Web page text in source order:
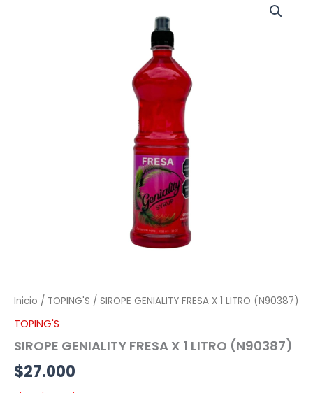
Inicio / TOPING'S / SIROPE GENIALITY FRESA X 1 LITRO (N90387)
TOPING'S
SIROPE GENIALITY FRESA X 1 LITRO (N90387)
$27.000